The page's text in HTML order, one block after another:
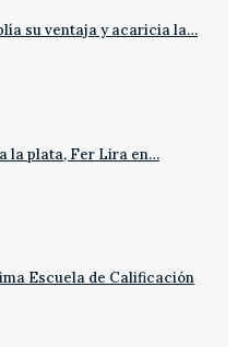
su ventaja y acaricia la…
la plata, Fer Lira en…
Escuela de Calificación